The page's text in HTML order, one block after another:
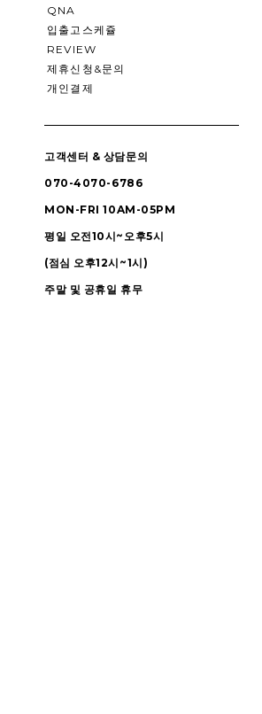
QNA
입출고스케쥴
REVIEW
제휴신청&문의
개인결제
고객센터 & 상담문의
070-4070-6786
MON-FRI 10AM-05PM
평일 오전10시~오후5시
(점심 오후12시~1시)
주말 및 공휴일 휴무